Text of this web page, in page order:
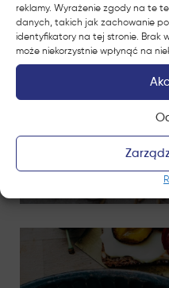
reklamy. Wyrażenie zgody na te
danych, takich jak zachowanie
identyfikatory na tej stronie. Brak
może niekorzystnie wpłynąć na
Pasta z